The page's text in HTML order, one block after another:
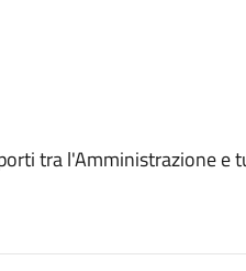
tra l'Amministrazione e